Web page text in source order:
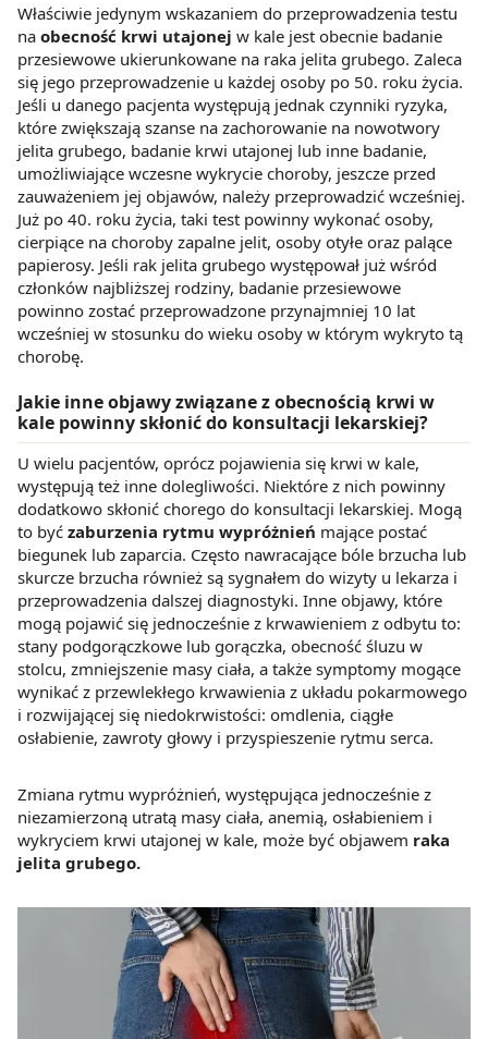
Właściwie jedynym wskazaniem do przeprowadzenia testu
na obecność krwi utajonej w kale jest obecnie badanie
przesiewowe ukierunkowane na raka jelita grubego. Zaleca
się jego przeprowadzenie u każdej osoby po 50. roku życia.
Jeśli u danego pacjenta występują jednak czynniki ryzyka,
które zwiększają szanse na zachorowanie na nowotwory
jelita grubego, badanie krwi utajonej lub inne badanie,
umożliwiające wczesne wykrycie choroby, jeszcze przed
zauważeniem jej objawów, należy przeprowadzić wcześniej.
Już po 40. roku życia, taki test powinny wykonać osoby,
cierpiące na choroby zapalne jelit, osoby otyłe oraz palące
papierosy. Jeśli rak jelita grubego występował już wśród
członków najbliższej rodziny, badanie przesiewowe
powinno zostać przeprowadzone przynajmniej 10 lat
wcześniej w stosunku do wieku osoby w którym wykryto tą
chorobę.
Jakie inne objawy związane z obecnością krwi w
kale powinny skłonić do konsultacji lekarskiej?
U wielu pacjentów, oprócz pojawienia się krwi w kale,
występują też inne dolegliwości. Niektóre z nich powinny
dodatkowo skłonić chorego do konsultacji lekarskiej. Mogą
to być zaburzenia rytmu wypróżnień mające postać
biegunek lub zaparcia. Często nawracające bóle brzucha lub
skurcze brzucha również są sygnałem do wizyty u lekarza i
przeprowadzenia dalszej diagnostyki. Inne objawy, które
mogą pojawić się jednocześnie z krwawieniem z odbytu to:
stany podgorączkowe lub gorączka, obecność śluzu w
stolcu, zmniejszenie masy ciała, a także symptomy mogące
wynikać z przewlekłego krwawienia z układu pokarmowego
i rozwijającej się niedokrwistości: omdlenia, ciągłe
osłabienie, zawroty głowy i przyspieszenie rytmu serca.
Zmiana rytmu wypróżnień, występująca jednocześnie z
niezamierzoną utratą masy ciała, anemią, osłabieniem i
wykryciem krwi utajonej w kale, może być objawem raka
jelita grubego.